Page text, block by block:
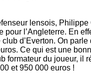
lensois,
pour l’Angleterre. En
d’Everton. On parle
Ce qui est une
formateur du joueur, il
et 950 000 euros !